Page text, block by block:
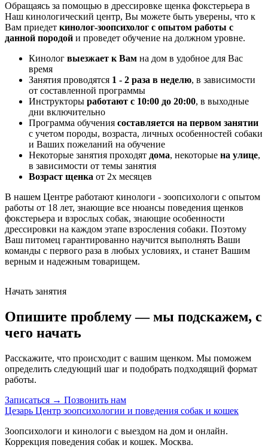
Обращаясь за помощью в дрессировке щенка фокстерьера в
Наш кинологический центр, Вы можете быть уверены, что к
Вам приедет кинолог-зоопсихолог с опытом работы с
данной породой и проведет обучение на должном уровне.
Кинолог выезжает к Вам на дом в удобное для Вас
время
Занятия проводятся 1 - 2 раза в неделю, в зависимости
от составленной программы
Инструкторы работают с 10:00 до 20:00, в выходные
дни включительно
Программа обучения составляется на первом занятии
с учетом породы, возраста, личных особенностей собаки
и Ваших пожеланий на обучение
Некоторые занятия проходят дома, некоторые на улице,
в зависимости от темы занятия
Возраст щенка от 2х месяцев
В нашем Центре работают кинологи - зоопсихологи с опытом
работы от 18 лет, знающие все нюансы поведения щенков
фокстерьера и взрослых собак, знающие особенности
дрессировки на каждом этапе взросления собаки. Поэтому
Ваш питомец гарантированно научится выполнять Ваши
команды с первого раза в любых условиях, и станет Вашим
верным и надежным товарищем.
Начать занятия
Опишите проблему — мы подскажем, с
чего начать
Расскажите, что происходит с вашим щенком. Мы поможем
определить следующий шаг и подобрать подходящий формат
работы.
Записаться → Позвонить нам
Цезарь Центр зоопсихологии и поведения собак и кошек
Зоопсихологи и кинологи с выездом на дом и онлайн.
Коррекция поведения собак и кошек. Москва.